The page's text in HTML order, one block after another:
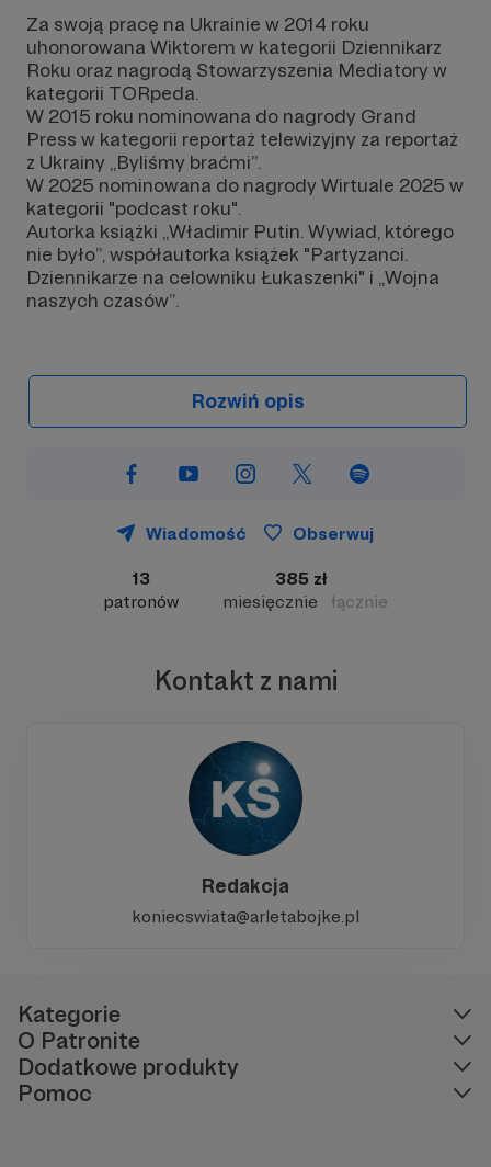
Za swoją pracę na Ukrainie w 2014 roku
uhonorowana Wiktorem w kategorii Dziennikarz
Roku oraz nagrodą Stowarzyszenia Mediatory w
kategorii TORpeda.
W 2015 roku nominowana do nagrody Grand
Press w kategorii reportaż telewizyjny za reportaż
z Ukrainy „Byliśmy braćmi”.
W 2025 nominowana do nagrody Wirtuale 2025 w
kategorii "podcast roku".
Autorka książki „Władimir Putin. Wywiad, którego
nie było”, współautorka książek "Partyzanci.
Dziennikarze na celowniku Łukaszenki" i „Wojna
naszych czasów”.
Rozwiń opis
Wiadomość Obserwuj
13
patronów
385 zł
miesięcznie
łącznie
Kontakt z nami
Redakcja
koniecswiata@arletabojke.pl
Kategorie
O Patronite
Dodatkowe produkty
Pomoc